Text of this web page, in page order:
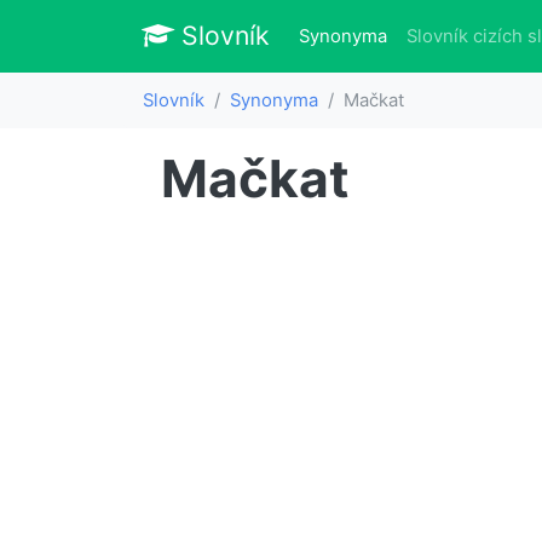
Slovník Slovník
Synonyma(aktuálně)
Slovník cizích
Slovník Synonyma Mačkat
Mačkat